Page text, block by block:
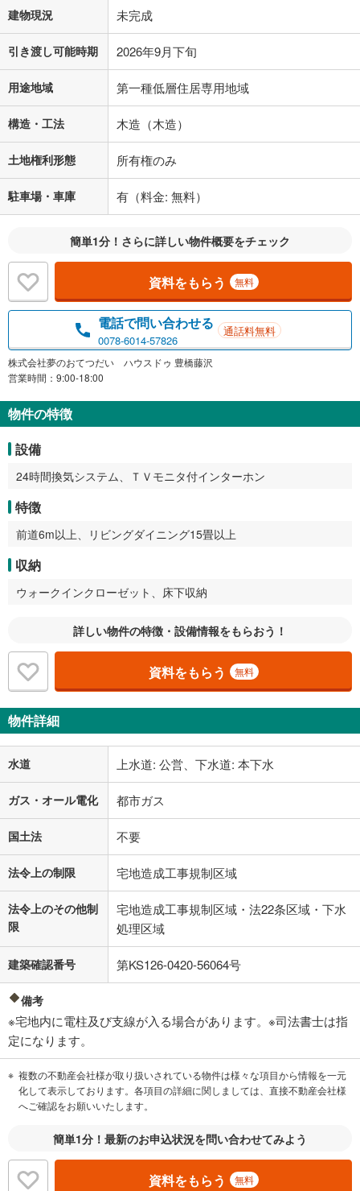
上、ご自身での入力をお願いいたします。初期設定で自動入力されてい
る値は、実際の金融機関等における貸出金利とは何ら関係がなく、実際
の金融機関等における貸出金利を何ら保証するものではありません。返
済方法「元利均等返済」にて算出しております。入力された金利を35年
適用した場合の計算結果を表示しています。
その他月額費用や、初期費用がかかります。ご注意ください。実際にお
借り入れの際は各金融機関等に、必ずご自身でご確認をお願いいたしま
条件によってお借り入れができないことがあります。
不動産会社に購入相談をする
閉じる
建物現況 未完成
引き渡し可能時期 2026年9月下旬
用途地域 第一種低層住居専用地域
構造・工法 木造（木造）
土地権利形態 所有権のみ
駐車場・車庫 有（料金: 無料）
簡単1分！さらに詳しい物件概要をチェック
資料をもらう 無料
電話で問い合わせる
0078-6014-57826
通話料無料
株式会社夢のおてつだい ハウスドゥ 豊橋藤沢
営業時間：9:00-18:00
物件の特徴
設備
24時間換気システム、ＴＶモニタ付インターホン
特徴
前道6m以上、リビングダイニング15畳以上
収納
ウォークインクローゼット、床下収納
詳しい物件の特徴・設備情報をもらおう！
資料をもらう 無料
物件詳細
水道 上水道: 公営、下水道: 本下水
ガス・オール電化 都市ガス
国土法 不要
法令上の制限 宅地造成工事規制区域
法令上のその他制
限
宅地造成工事規制区域・法22条区域・下水
処理区域
建築確認番号 第KS126-0420-56064号
備考
※宅地内に電柱及び支線が入る場合があります。※司法書士は指
定になります。
複数の不動産会社様が取り扱いされている物件は様々な項目から情報を一元
化して表示しております。各項目の詳細に関しましては、直接不動産会社様
へご確認をお願いいたします。
簡単1分！最新のお申込状況を問い合わせてみよう
資料をもらう 無料